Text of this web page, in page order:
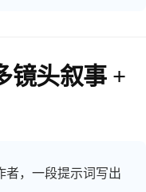
头叙事 +
者，一段提示词写出